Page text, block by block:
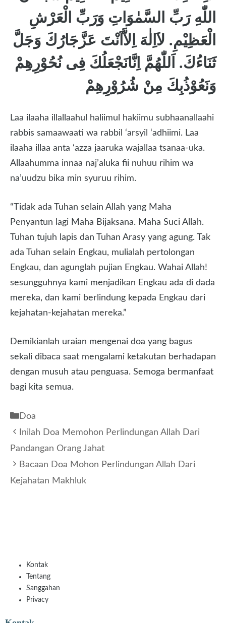
اللّٰهِ رَبِّ السَّمٰوَاتِ وَرَبِّ الْعَرْشِ
الْعَظِيْمِ. لاَاِلٰهَ اِلاَّاَنْتَ عَزَّجَارُكَ وَجَلَّ
ثَنَاءُكَ. اَللّٰهُمَّ اِنَّانَجْعَلُكَ فِى نُحُوْرِهِمْ
وَنَعُوْذُبِكَ مِنْ شُرُوْرِهِمْ
Laa ilaaha illallaahul haliimul hakiimu subhaanallaahi
rabbis samaawaati wa rabbil ‘arsyil ‘adhiimi. Laa
ilaaha illaa anta ‘azza jaaruka wajallaa tsanaa-uka.
Allaahumma innaa naj’aluka fii nuhuu rihim wa
na’uudzu bika min syuruu rihim.
“Tidak ada Tuhan selain Allah yang Maha
Penyantun lagi Maha Bijaksana. Maha Suci Allah.
Tuhan tujuh lapis dan Tuhan Arasy yang agung. Tak
ada Tuhan selain Engkau, mulialah pertolongan
Engkau, dan agunglah pujian Engkau. Wahai Allah!
sesungguhnya kami menjadikan Engkau ada di dada
mereka, dan kami berlindung kepada Engkau dari
kejahatan-kejahatan mereka.”
Demikianlah uraian mengenai doa yang bagus
sekali dibaca saat mengalami ketakutan berhadapan
dengan musuh atau penguasa. Semoga bermanfaat
bagi kita semua.
Kategori
Doa
Inilah Doa Memohon Perlindungan Allah Dari
Pandangan Orang Jahat
Bacaan Doa Mohon Perlindungan Allah Dari
Kejahatan Makhluk
Kontak
Tentang
Sanggahan
Privacy